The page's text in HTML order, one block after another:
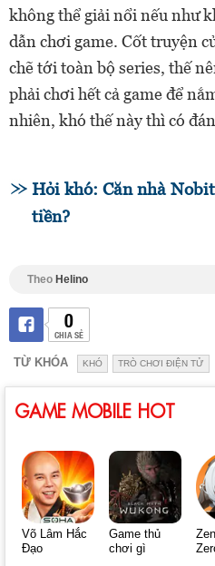
không thể giải nổi nếu như
dẫn chơi game. Cốt truyện
chẽ tới toàn bộ series, thế
phải chơi hết cả game để
nhiên, khó thế này thì có
Hỏi khó: Căn nhà
tiền?
Theo Helino
0
CHIA SẺ
TỪ KHÓA KHÓ TRÒ CHƠI ĐIỆN TỬ
GAME MOBILE HOT
Võ Lâm Hắc
Đạo
Game thủ
chơi gì